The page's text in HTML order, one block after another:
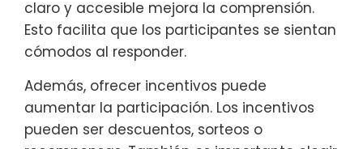
claro y accesible mejora la comprensión.
Esto facilita que los participantes se sientan
cómodos al responder.
Además, ofrecer incentivos puede
aumentar la participación. Los incentivos
pueden ser descuentos, sorteos o